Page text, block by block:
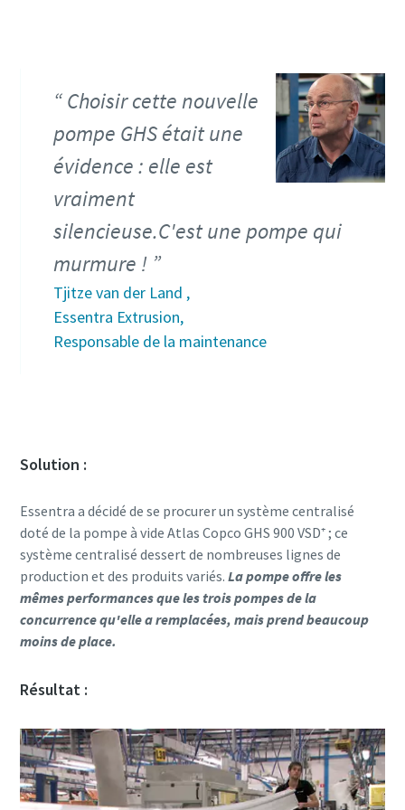
Choisir cette nouvelle
pompe GHS était une
évidence : elle est
vraiment
silencieuse.C'est une pompe qui
murmure !
Tjitze van der Land ,
Essentra Extrusion,
Responsable de la maintenance
Solution :
Essentra a décidé de se procurer un système centralisé
doté de la pompe à vide Atlas Copco GHS 900 VSD⁺ ; ce
système centralisé dessert de nombreuses lignes de
production et des produits variés. La pompe offre les
mêmes performances que les trois pompes de la
concurrence qu'elle a remplacées, mais prend beaucoup
moins de place.
Résultat :
Envoyer
Cliquez ici pour vérifier
FriendlyCaptcha ⇗
Envoyer
Cliquez ici pour vérifier
FriendlyCaptcha ⇗
Envoyer
Cliquez ici pour vérifier
FriendlyCaptcha ⇗
Envoyer
Cliquez ici pour vérifier
FriendlyCaptcha ⇗